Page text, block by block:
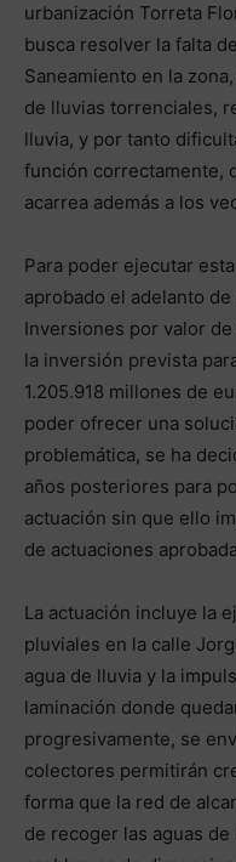
urbanización Torreta
busca resolver la falta
Saneamiento en la
de lluvias torrenciales,
lluvia, y por tanto
función correctamente,
acarrea además a los
Para poder ejecutar
aprobado el adelanto
Inversiones por valor
la inversión prevista
1.205.918 millones de
poder ofrecer una
problemática, se ha
años posteriores para
actuación sin que ello
de actuaciones
La actuación incluye la
pluviales en la calle
agua de lluvia y la
laminación donde
progresivamente, se
colectores permitirán
forma que la red de
de recoger las aguas